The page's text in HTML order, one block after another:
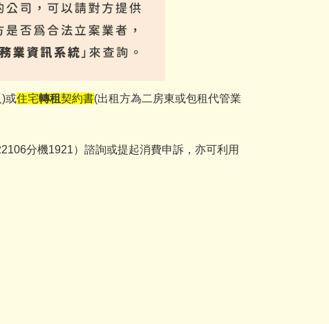
或住宅轉租契約書(出租方為二房東或包租代管業
分機1921）諮詢或提起消費申訴，亦可利用